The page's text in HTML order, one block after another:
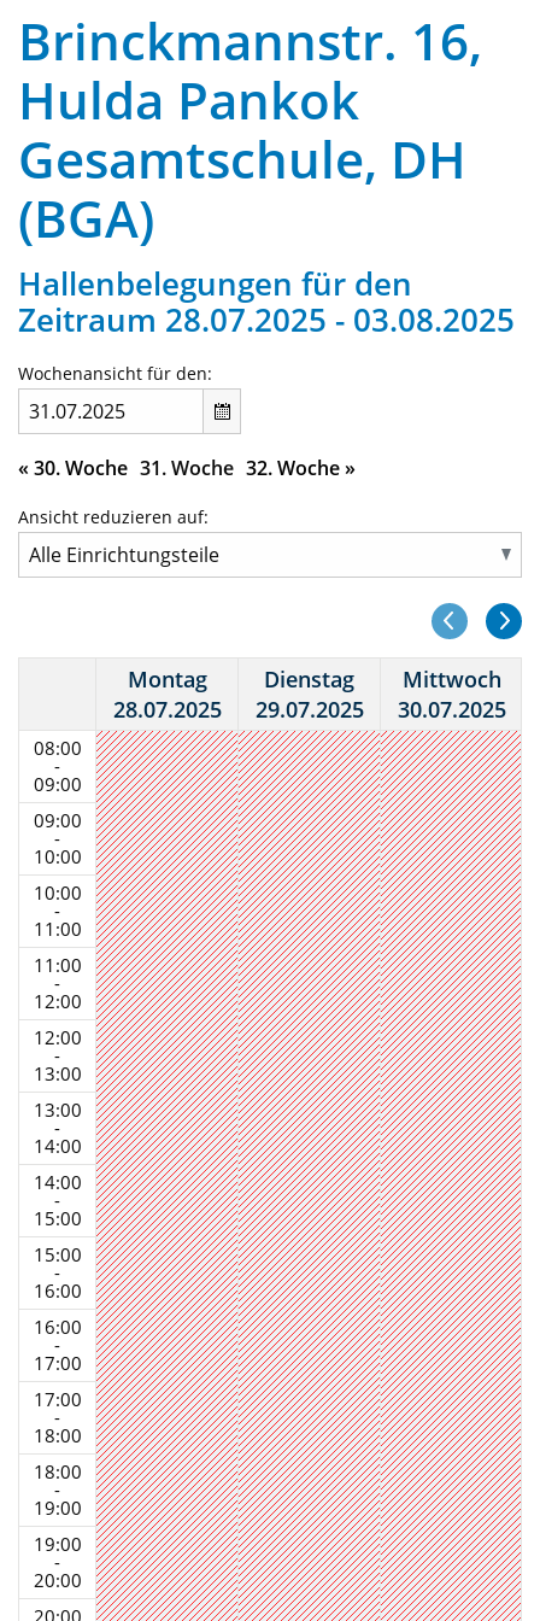
Brinckmannstr. 16,
Hulda Pankok
Gesamtschule, DH
(BGA)
Hallenbelegungen für den
Zeitraum 28.07.2025 - 03.08.2025
Wochenansicht für den:
« 30. Woche 31. Woche 32. Woche»
Ansicht reduzieren auf:
08:00
-
09:00
09:00
-
10:00
10:00
-
11:00
11:00
-
12:00
12:00
-
13:00
13:00
-
14:00
14:00
-
15:00
15:00
-
16:00
16:00
-
17:00
17:00
-
18:00
18:00
-
19:00
19:00
-
20:00
20:00
Montag
28.07.2025
Dienstag
29.07.2025
Mittwoch
30.07.2025